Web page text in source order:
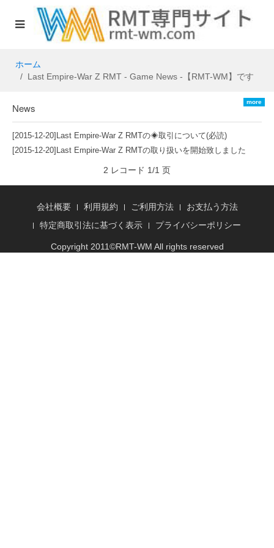
ホーム
Last Empire-War Z RMT - Game News -【RMT-WM】です
more
News
[2015-12-20] Last Empire-War Z RMTの◈取引について(必読)
[2015-12-20] Last Empire-War Z RMTの取り扱いを開始致しました
2 レコード 1/1 页
会社概要 利用規約 ご利用方法
お支払う方法
特定商取引法に基づく表示
プライバシーポリシー
Copyright 2011©RMT-WM All rights reserved